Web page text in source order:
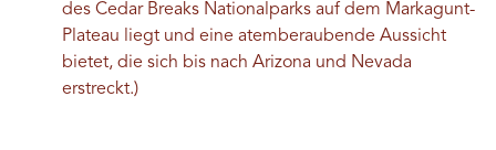
des Cedar Breaks Nationalparks auf dem Markagunt-
Plateau liegt und eine atemberaubende Aussicht
bietet, die sich bis nach Arizona und Nevada
erstreckt.)